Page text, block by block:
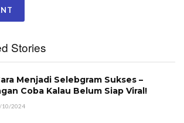
Stories
Menjadi Selebgram Sukses –
Coba Kalau Belum Siap Viral!
10/2024